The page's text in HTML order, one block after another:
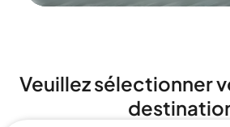
Veuillez sélectionner